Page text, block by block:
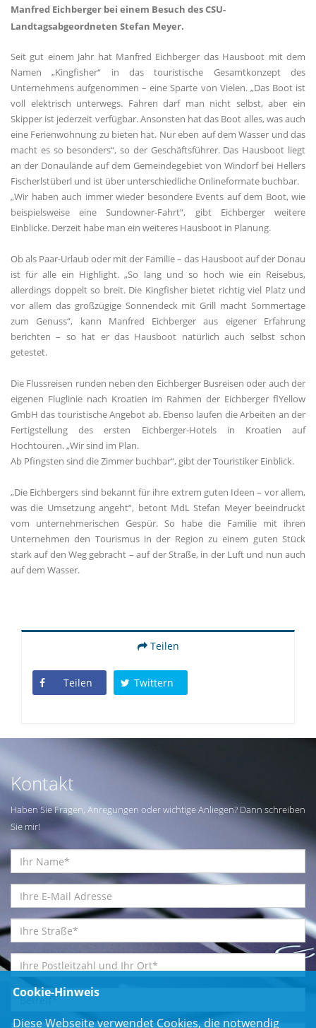
Manfred Eichberger bei einem Besuch des CSU-
Landtagsabgeordneten Stefan Meyer.
Seit gut einem Jahr hat Manfred Eichberger das Hausboot mit dem
Namen „Kingfisher“ in das touristische Gesamtkonzept des
Unternehmens aufgenommen – eine Sparte von Vielen. „Das Boot ist
voll elektrisch unterwegs. Fahren darf man nicht selbst, aber ein
Skipper ist jederzeit verfügbar. Ansonsten hat das Boot alles, was auch
eine Ferienwohnung zu bieten hat. Nur eben auf dem Wasser und das
macht es so besonders“, so der Geschäftsführer. Das Hausboot liegt
an der Donaulände auf dem Gemeindegebiet von Windorf bei Hellers
Fischerlstüberl und ist über unterschiedliche Onlineformate buchbar.
Wir haben auch immer wieder besondere Events auf dem Boot, wie
beispielsweise eine Sundowner-Fahrt“, gibt Eichberger weitere
Einblicke. Derzeit habe man ein weiteres Hausboot in Planung.
Ob als Paar-Urlaub oder mit der Familie – das Hausboot auf der Donau
ist für alle ein Highlight. „So lang und so hoch wie ein Reisebus,
allerdings doppelt so breit. Die Kingfisher bietet richtig viel Platz und
vor allem das großzügige Sonnendeck mit Grill macht Sommertage
zum Genuss“, kann Manfred Eichberger aus eigener Erfahrung
berichten – so hat er das Hausboot natürlich auch selbst schon
getestet.
Die Flussreisen runden neben den Eichberger Busreisen oder auch der
eigenen Fluglinie nach Kroatien im Rahmen der Eichberger flYellow
GmbH das touristische Angebot ab. Ebenso laufen die Arbeiten an der
Fertigstellung des ersten Eichberger-Hotels in Kroatien auf
Hochtouren. „Wir sind im Plan.
Ab Pfingsten sind die Zimmer buchbar“, gibt der Touristiker Einblick.
Die Eichbergers sind bekannt für ihre extrem guten Ideen – vor allem,
was die Umsetzung angeht“, betont MdL Stefan Meyer beeindruckt
vom unternehmerischen Gespür. So habe die Familie mit ihren
Unternehmen den Tourismus in der Region zu einem guten Stück
stark auf den Weg gebracht – auf der Straße, in der Luft und nun auch
auf dem Wasser.
Teilen
Teilen Twittern
Kontakt
Haben Sie Fragen, Anregungen oder wichtige Anliegen? Dann schreiben
Sie mir!
Cookie-Hinweis
Diese Webseite verwendet Cookies, die notwendig